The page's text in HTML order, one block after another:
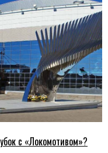
с «Локомотивом»?